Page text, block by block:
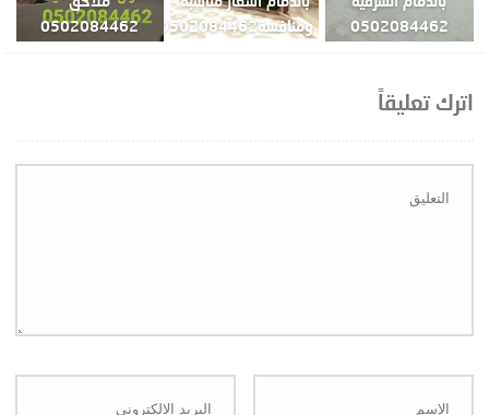
0502084462
ومنافسة0502084462
0502084462
اترك تعليقاً